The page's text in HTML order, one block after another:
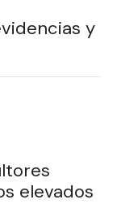
y
elevados